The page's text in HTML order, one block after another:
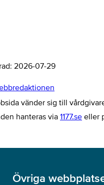
2026-07-29
vänder sig till
hanteras via 1177.se eller
Övriga